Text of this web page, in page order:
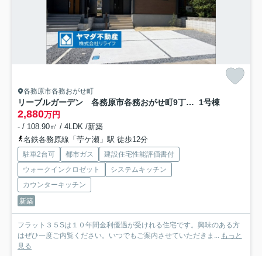
各務原市各務おがせ町
リーブルガーデン 各務原市各務おがせ町9丁目第3 全3区画分譲 1号棟
2,880万円
- / 108.90㎡ / 4LDK /新築
名鉄各務原線「苧ケ瀬」駅 徒歩12分
駐車2台可 都市ガス
建設住宅性能評価書付
ウォークインクロゼット
システムキッチン
カウンターキッチン
新築
フラット３５Sは１０年間金利優遇が受けれる住宅です。興味のある方
はぜひ一度ご内覧ください。いつでもご案内させていただきま... もっと
見る